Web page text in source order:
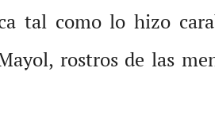
tal como lo hizo
rostros de las